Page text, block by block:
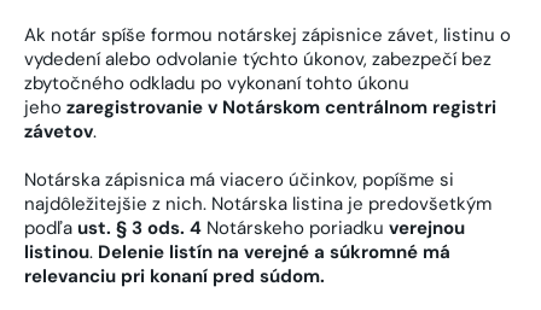
Ak notár spíše formou notárskej zápisnice závet, listinu o
vydedení alebo odvolanie týchto úkonov, zabezpečí bez
zbytočného odkladu po vykonaní tohto úkonu
jeho zaregistrovanie v Notárskom centrálnom registri
závetov.
Notárska zápisnica má viacero účinkov, popíšme si
najdôležitejšie z nich. Notárska listina je predovšetkým
podľa ust. § 3 ods. 4 Notárskeho poriadku verejnou
listinou. Delenie listín na verejné a súkromné má
relevanciu pri konaní pred súdom.